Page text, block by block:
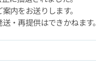
内をお送りします。
・再提供はできかねます。